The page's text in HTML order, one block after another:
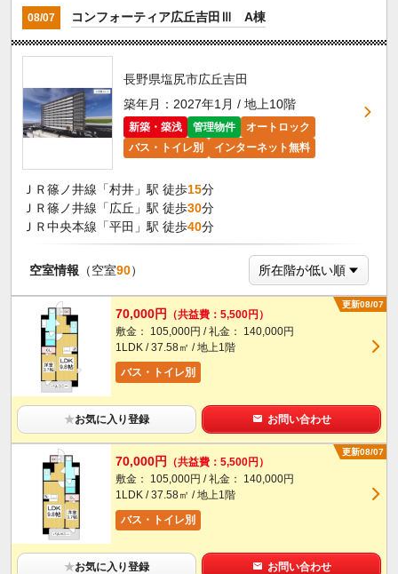
08/07 コンフォーティア広丘吉田Ⅲ A棟
長野県塩尻市広丘吉田
築年月：2027年1月 / 地上10階
新築・築浅 管理物件
オートロック
バス・トイレ別
インターネット無料
ＪＲ篠ノ井線「村井」駅 徒歩15分
ＪＲ篠ノ井線「広丘」駅 徒歩30分
ＪＲ中央本線「平田」駅 徒歩40分
空室情報 （空室90）
更新08/07
70,000円
（共益費：5,500円）
敷金： 105,000円 / 礼金： 140,000円
1LDK / 37.58㎡ / 地上1階
バス・トイレ別
★お気に入り登録 お問い合わせ
更新08/07
70,000円
（共益費：5,500円）
敷金： 105,000円 / 礼金： 140,000円
1LDK / 37.58㎡ / 地上1階
バス・トイレ別
★お気に入り登録 お問い合わせ